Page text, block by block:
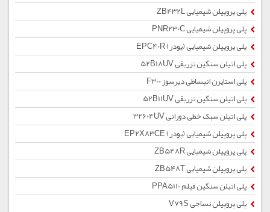
پلی پروپیلن شیمیایی ZB432L
پلی پروپیلن شیمیایی PNR230C
پلی پروپیلن شیمیایی (پودر) EPC40R
پلی اتیلن سنگین تزریقی 52B18UV
پلی استایرن انبساطی دیرسوز F300
پلی اتیلن سنگین تزریقی 52B11UV
پلی اتیلن سبک خطی دورانی 32604UV
پلی پروپیلن شیمیایی (پودر) EP2X83CE
پلی پروپیلن شیمیایی ZB548R
پلی پروپیلن شیمیایی ZB548T
پلی اتیلن سنگین فیلم PPA5110
پلی پروپیلن نساجی V79S